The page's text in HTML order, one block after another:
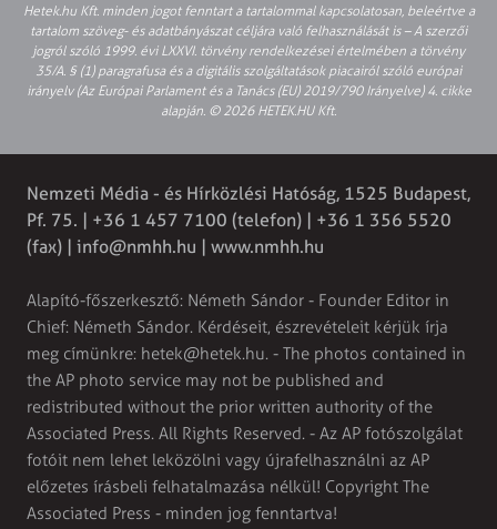
Hetek.hu Kft. minden jogot fenntart a tartalommal kapcsolatosan, beleértve a
tartalom szöveg- és adatbányászat céljára való felhasználását is – A szerzői
jogról szóló 1999. évi LXXVI. törvény rendelkezései értelmében a törvény
35/A. § (1) paragrafusa és a digitális szolgáltatások piacairól szóló európai
irányelv (Az Európai Parlament és a Tanács (EU) 2019/790 Irányelve) 4. cikke
alapján. © 2026 HETEK.HU Kft.
Nemzeti Média - és Hírközlési Hatóság, 1525 Budapest,
Pf. 75. | +36 1 457 7100 (telefon) | +36 1 356 5520
(fax) | info@nmhh.hu | www.nmhh.hu
Alapító-főszerkesztő: Németh Sándor - Founder Editor in
Chief: Németh Sándor. Kérdéseit, észrevételeit kérjük írja
meg címünkre: hetek@hetek.hu. - The photos contained in
the AP photo service may not be published and
redistributed without the prior written authority of the
Associated Press. All Rights Reserved. - Az AP fotószolgálat
fotóit nem lehet leközölni vagy újrafelhasználni az AP
előzetes írásbeli felhatalmazása nélkül! Copyright The
Associated Press - minden jog fenntartva!